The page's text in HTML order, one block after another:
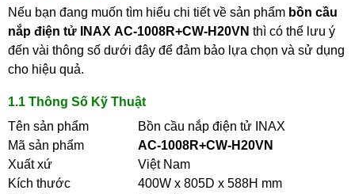
Nếu bạn đang muốn tìm hiểu chi tiết về sản phẩm bồn cầu
nắp điện tử INAX AC-1008R+CW-H20VN thì có thể lưu ý
đến vài thông số dưới đây để đảm bảo lựa chọn và sử dụng
cho hiệu quả.
1.1 Thông Số Kỹ Thuật
Tên sản phẩm
Bồn cầu nắp điện tử INAX
Mã sản phẩm
AC-1008R+CW-H20VN
Xuất xứ
Việt Nam
Kích thước
400W x 805D x 588H mm